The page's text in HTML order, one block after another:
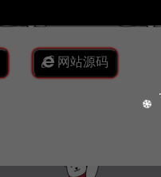
网站源码